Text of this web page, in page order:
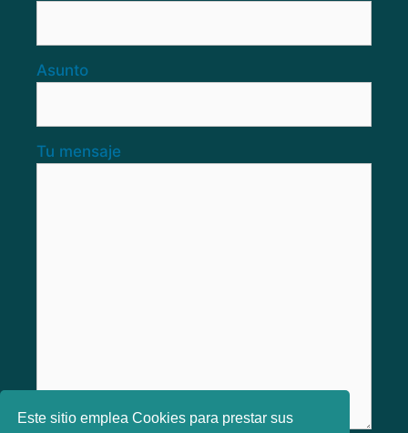
Este sitio emplea Cookies para prestar sus
Asunto
Tu mensaje